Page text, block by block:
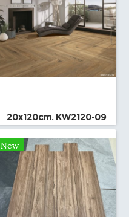
20x120cm. KW2120-09
New